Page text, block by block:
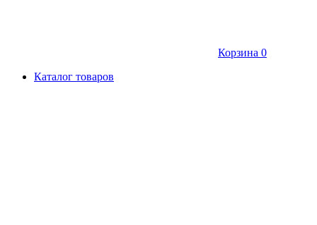
Корзина 0
Каталог товаров